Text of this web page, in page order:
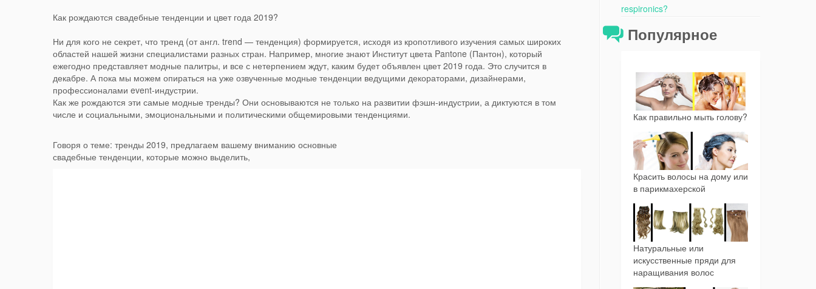
Как рождаются свадебные тенденции и цвет года 2019?
Ни для кого не секрет, что тренд (от англ. trend — тенденция) формируется, исходя из кропотливого изучения самых широких
областей нашей жизни специалистами разных стран. Например, многие знают Институт цвета Pantone (Пантон), который
ежегодно представляет модные палитры, и все с нетерпением ждут, каким будет объявлен цвет 2019 года. Это случится в
декабре. А пока мы можем опираться на уже озвученные модные тенденции ведущими декораторами, дизайнерами,
профессионалами event-индустрии.
Как же рождаются эти самые модные тренды? Они основываются не только на развитии фэшн-индустрии, а диктуются в том
числе и социальными, эмоциональными и политическими общемировыми тенденциями.
Говоря о теме: тренды 2019, предлагаем вашему вниманию основные
свадебные тенденции, которые можно выделить,
respironics?
Популярное
Как правильно мыть голову?
Красить волосы на дому или
в парикмахерской
Натуральные или
искусственные пряди для
наращивания волос